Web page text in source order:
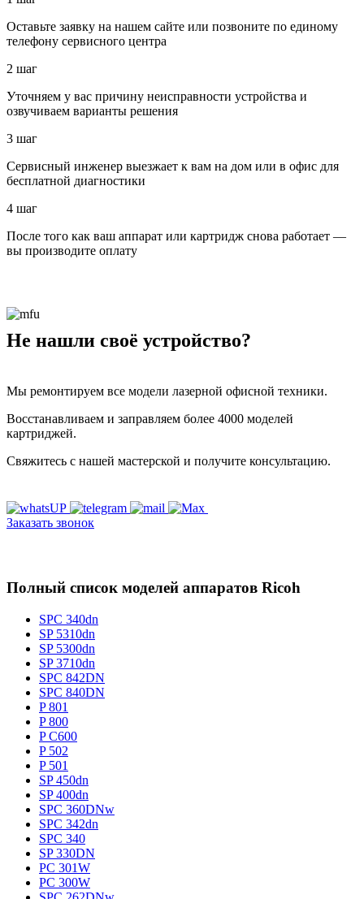
Оставьте заявку на нашем сайте или позвоните по единому
телефону сервисного центра
2 шаг
Уточняем у вас причину неисправности устройства и
озвучиваем варианты решения
3 шаг
Сервисный инженер выезжает к вам на дом или в офис для
бесплатной диагностики
4 шаг
После того как ваш аппарат или картридж снова работает —
вы производите оплату
Не нашли своё устройство?
Мы ремонтируем все модели лазерной офисной техники.
Восстанавливаем и заправляем более 4000 моделей
картриджей.
Свяжитесь с нашей мастерской и получите консультацию.
Заказать звонок
Полный список моделей аппаратов Ricoh
SPC 340dn
SP 5310dn
SP 5300dn
SP 3710dn
SPC 842DN
SPC 840DN
P 801
P 800
P C600
P 502
P 501
SP 450dn
SP 400dn
SPC 360DNw
SPC 342dn
SPC 340
SP 330DN
PC 301W
PC 300W